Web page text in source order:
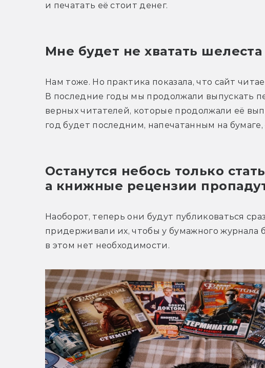
и печатать её стоит денег.
Мне будет не хватать
Нам тоже. Но практика показала, что сайт
В последние годы мы продолжали выпускать
верных читателей, которые продолжали её
год будет последним, напечатанным на бумаге,
Останутся небось только
а книжные рецензии
Наоборот, теперь они будут публиковаться
придерживали их, чтобы у бумажного
в этом нет необходимости.